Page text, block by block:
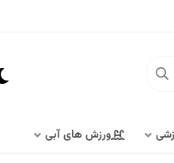
ورزش های آبی